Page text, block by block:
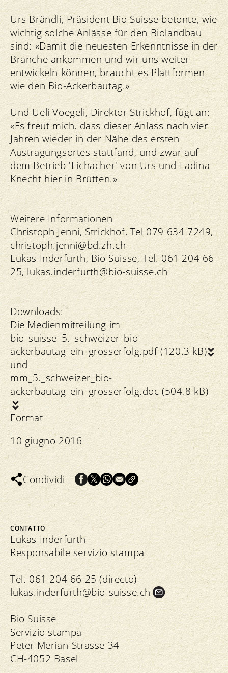
Urs Brändli, Präsident Bio Suisse betonte, wie
wichtig solche Anlässe für den Biolandbau
sind: «Damit die neuesten Erkenntnisse in der
Branche ankommen und wir uns weiter
entwickeln können, braucht es Plattformen
wie den Bio-Ackerbautag.»
Und Ueli Voegeli, Direktor Strickhof, fügt an:
«Es freut mich, dass dieser Anlass nach vier
Jahren wieder in der Nähe des ersten
Austragungsortes stattfand, und zwar auf
dem Betrieb 'Eichacher' von Urs und Ladina
Knecht hier in Brütten.»
-------------------------------------
Weitere Informationen
Christoph Jenni, Strickhof, Tel 079 634 7249,
christoph.jenni@bd.zh.ch
Lukas Inderfurth, Bio Suisse, Tel. 061 204 66
25, lukas.inderfurth@bio-suisse.ch
-------------------------------------
Downloads:
Die Medienmitteilung im
bio_suisse_5._schweizer_bio-
ackerbautag_ein_grosserfolg.pdf (120.3 kB)
und
mm_5._schweizer_bio-
ackerbautag_ein_grosserfolg.doc (504.8 kB)
Format
10 giugno 2016
Condividi
CONTATTO
Lukas Inderfurth
Responsabile servizio stampa
Tel. 061 204 66 25 (directo)
lukas.inderfurth@bio-suisse.ch
Bio Suisse
Servizio stampa
Peter Merian-Strasse 34
CH-4052 Basel